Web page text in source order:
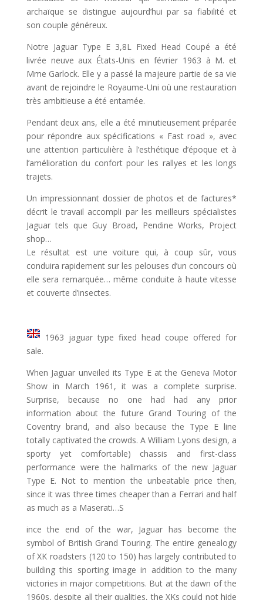
archaïque se distingue aujourd’hui par sa fiabilité et
son couple généreux.
Notre Jaguar Type E 3,8L Fixed Head Coupé a été
livrée neuve aux États-Unis en février 1963 à M. et
Mme Garlock. Elle y a passé la majeure partie de sa vie
avant de rejoindre le Royaume-Uni où une restauration
très ambitieuse a été entamée.
Pendant deux ans, elle a été minutieusement préparée
pour répondre aux spécifications « Fast road », avec
une attention particulière à l’esthétique d’époque et à
l’amélioration du confort pour les rallyes et les longs
trajets.
Un impressionnant dossier de photos et de factures*
décrit le travail accompli par les meilleurs spécialistes
Jaguar tels que Guy Broad, Pendine Works, Project
shop…
Le résultat est une voiture qui, à coup sûr, vous
conduira rapidement sur les pelouses d’un concours où
elle sera remarquée… même conduite à haute vitesse
et couverte d’insectes.
1963 jaguar type fixed head coupe offered for
sale.
When Jaguar unveiled its Type E at the Geneva Motor
Show in March 1961, it was a complete surprise.
Surprise, because no one had had any prior
information about the future Grand Touring of the
Coventry brand, and also because the Type E line
totally captivated the crowds. A William Lyons design, a
sporty yet comfortable) chassis and first-class
performance were the hallmarks of the new Jaguar
Type E. Not to mention the unbeatable price then,
since it was three times cheaper than a Ferrari and half
as much as a Maserati…S
ince the end of the war, Jaguar has become the
symbol of British Grand Touring. The entire genealogy
of XK roadsters (120 to 150) has largely contributed to
building this sporting image in addition to the many
victories in major competitions. But at the dawn of the
1960s, despite all their qualities, the XKs could not hide